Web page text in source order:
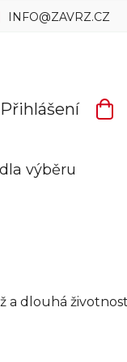
INFO@ZAVRZ.CZ
Přihlášení
výběru
a dlouhá